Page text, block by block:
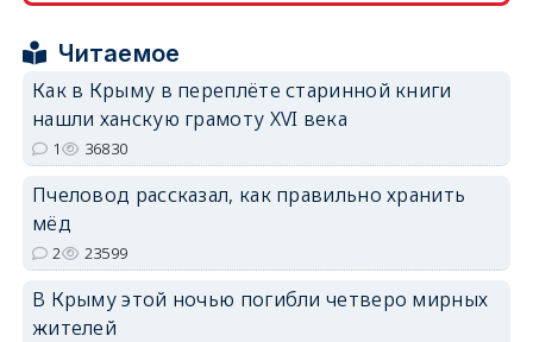
Читаемое
Как в Крыму в переплёте старинной книги
нашли ханскую грамоту XVI века
1 36830
Пчеловод рассказал, как правильно хранить
мёд
2 23599
В Крыму этой ночью погибли четверо мирных
жителей